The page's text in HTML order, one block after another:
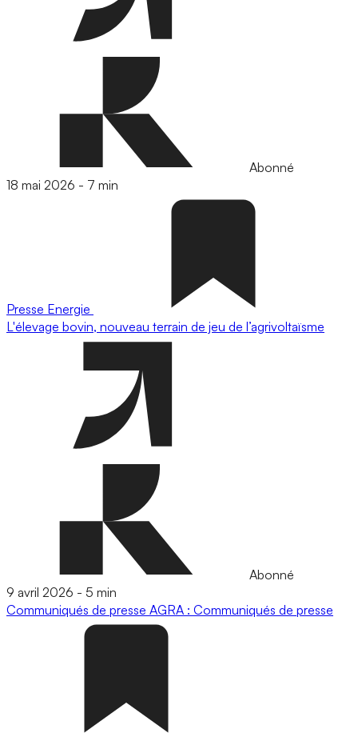
Abonné
18 mai 2026 - 7 min
Presse Energie
L'élevage bovin, nouveau terrain de jeu de l’agrivoltaïsme
Abonné
9 avril 2026 - 5 min
Communiqués de presse AGRA : Communiqués de presse